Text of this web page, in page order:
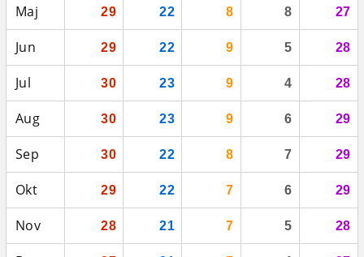
Maj 29 22 8 8 27
Jun 29 22 9 5 28
Jul 30 23 9 4 28
Aug 30 23 9 6 29
Sep 30 22 8 7 29
Okt 29 22 7 6 29
Nov 28 21 7 5 28